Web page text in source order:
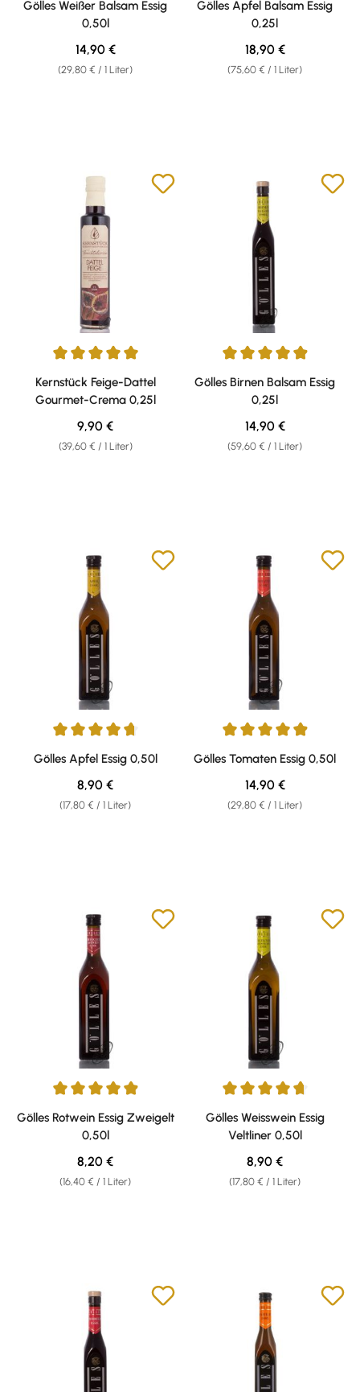
Gölles Weißer Balsam Essig
0,50l
(29,80 € / 1 Liter)
Regulärer Preis:
14,90 €
Gölles Apfel Balsam Essig
0,25l
(75,60 € / 1 Liter)
Regulärer Preis:
18,90 €
Durchschnittliche Bewertung von 5 von 5 Sternen
Kernstück Feige-Dattel
Gourmet-Crema 0,25l
(39,60 € / 1 Liter)
Regulärer Preis:
9,90 €
Durchschnittliche Bewertung
Gölles Birnen Balsam Essig
0,25l
(59,60 € / 1 Liter)
Regulärer Preis:
14,90 €
Durchschnittliche Bewertung von 4.76 von 5 Sternen
Gölles Apfel Essig 0,50l
(17,80 € / 1 Liter)
Regulärer Preis:
8,90 €
Durchschnittliche Bewertung
Gölles Tomaten Essig 0,50l
(29,80 € / 1 Liter)
Regulärer Preis:
14,90 €
Durchschnittliche Bewertung von 4.88 von 5 Sternen
Gölles Rotwein Essig Zweigelt
0,50l
(16,40 € / 1 Liter)
Regulärer Preis:
8,20 €
Durchschnittliche Bewertung
Gölles Weisswein Essig
Veltliner 0,50l
(17,80 € / 1 Liter)
Regulärer Preis:
8,90 €